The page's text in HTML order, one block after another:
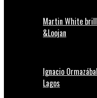
Martin White
&Loojan
Ignacio
Lagos